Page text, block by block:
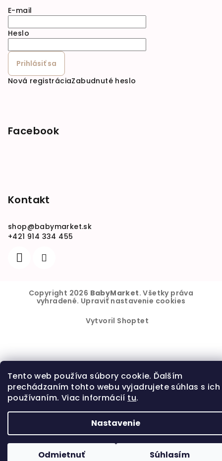
Tento web používa súbory cookie. Ďalším
prechádzaním tohto webu vyjadrujete súhlas s ich
používaním. Viac informácií tu.
Nastavenie
Odmietnuť Súhlasím
E-mail
Heslo
Prihlásiť sa
Nová registráciaZabudnuté heslo
Facebook
Kontakt
shop@babymarket.sk
+421 914 334 455
Copyright 2026 BabyMarket. Všetky práva
vyhradené. Upraviť nastavenie cookies
Vytvoril Shoptet